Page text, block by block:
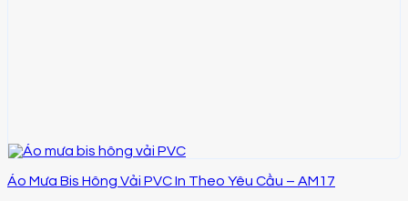
Áo Mưa Bis Hông Vải PVC In Theo Yêu Cầu – AM17